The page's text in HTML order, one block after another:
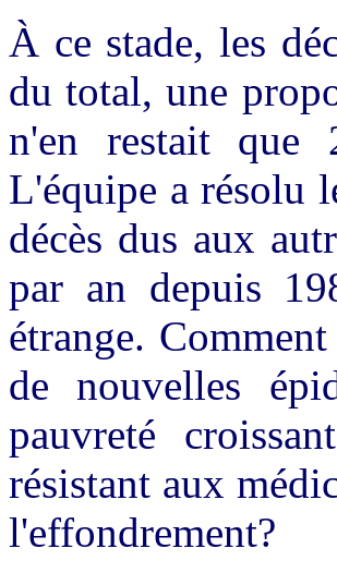
À ce stade, les
du total, une
n'en restait que
L'équipe a résolu
décès dus aux
par an depuis
étrange.
de nouvelles
pauvreté
résistant aux
l'effondrement?